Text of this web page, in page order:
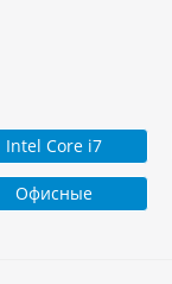
Intel Core i7
Офисные